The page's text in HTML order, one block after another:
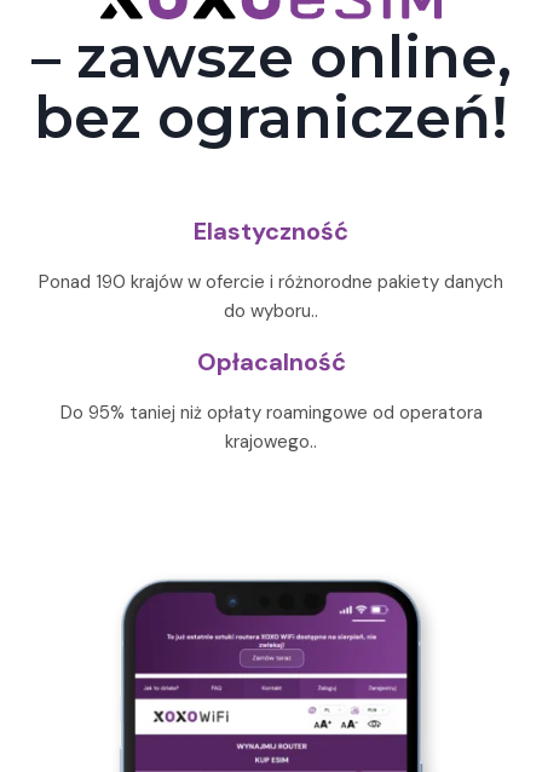
– zawsze online,
bez ograniczeń!
Elastyczność
Ponad 190 krajów w ofercie i różnorodne pakiety danych
do wyboru..
Opłacalność
Do 95% taniej niż opłaty roamingowe od operatora
krajowego..